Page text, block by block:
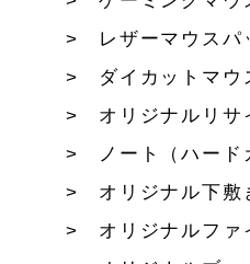
レザーマウスパ
ダイカットマウ
オリジナルリサ
ノート（ハード
オリジナル下敷
オリジナルファ